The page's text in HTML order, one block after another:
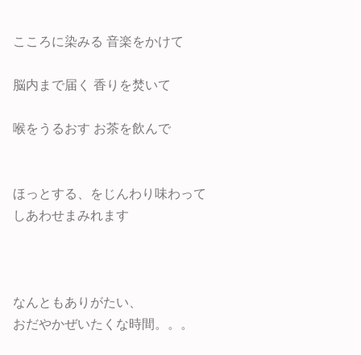
こころに染みる 音楽をかけて
脳内まで届く 香りを焚いて
喉をうるおす お茶を飲んで
ほっとする、をじんわり味わって
しあわせまみれます
なんともありがたい、
おだやかぜいたくな時間。。。